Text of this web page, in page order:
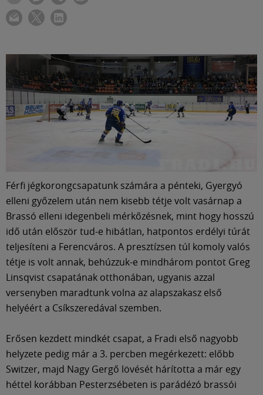
Férfi jégkorongcsapatunk számára a pénteki, Gyergyó
elleni győzelem után nem kisebb tétje volt vasárnap a
Brassó elleni idegenbeli mérkőzésnek, mint hogy hosszú
idő után először tud-e hibátlan, hatpontos erdélyi túrát
teljesíteni a Ferencváros. A presztízsen túl komoly valós
tétje is volt annak, behúzzuk-e mindhárom pontot Greg
Linsqvist csapatának otthonában, ugyanis azzal
versenyben maradtunk volna az alapszakasz első
helyéért a Csíkszeredával szemben.
Erősen kezdett mindkét csapat, a Fradi első nagyobb
helyzete pedig már a 3. percben megérkezett: előbb
Switzer, majd Nagy Gergő lövését hárította a már egy
héttel korábban Pesterzsébeten is parádézó brassói
Klub
Shop
Közösség
English